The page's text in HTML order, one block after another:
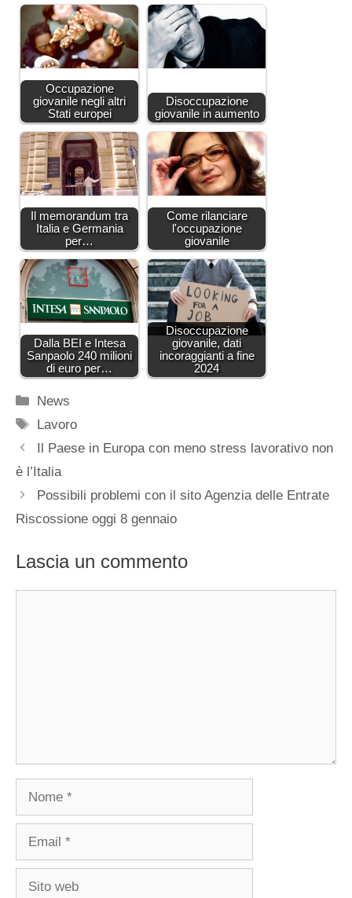
Occupazione
giovanile negli altri
Stati europei
Disoccupazione
giovanile in aumento
Il memorandum tra
Italia e Germania
per…
Come rilanciare
l'occupazione
giovanile
Dalla BEI e Intesa
Sanpaolo 240 milioni
di euro per…
Disoccupazione
giovanile, dati
incoraggianti a fine
2024
Categorie
News
Tag
Lavoro
Il Paese in Europa con meno stress lavorativo non
è l’Italia
Possibili problemi con il sito Agenzia delle Entrate
Riscossione oggi 8 gennaio
Lascia un commento
Nome
Email
Sito